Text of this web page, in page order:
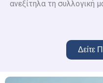
ανεξίτηλα τη συλλογική
Δείτε